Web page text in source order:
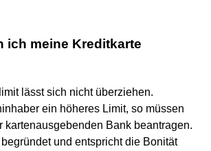
ich meine Kreditkarte
lässt sich nicht überziehen.
ein höheres Limit, so müssen
kartenausgebenden Bank beantragen.
begründet und entspricht die Bonität